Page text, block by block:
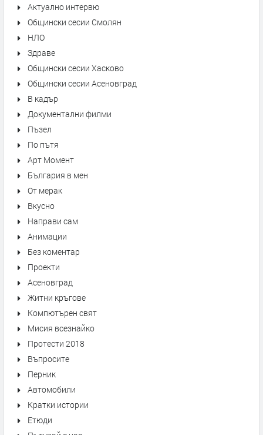
Актуално интервю
Общински сесии Смолян
НЛО
Здраве
Общински сесии Хасково
Общински сесии Асеновград
В кадър
Документални филми
Пъзел
По пътя
Арт Момент
България в мен
От мерак
Вкусно
Направи сам
Анимации
Без коментар
Проекти
Асеновград
Житни кръгове
Компютърен свят
Мисия всезнайко
Протести 2018
Въпросите
Перник
Автомобили
Кратки истории
Етюди